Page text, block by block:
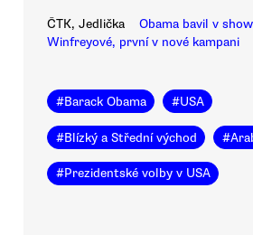
ČTK, Jedlička
Obama bavil v
Winfreyové, první v nové kampani
#Barack Obama #USA
#Blízký a Střední východ #
#Prezidentské volby v USA